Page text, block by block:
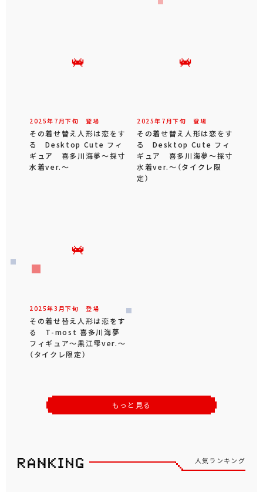
2025年 7 月下旬 登場
その着せ替え人形は恋をす
る Desktop Cute フィ
ギュア 喜多川海夢～採寸
水着ver.～
2025年 7 月下旬 登場
その着せ替え人形は恋をす
る Desktop Cute フィ
ギュア 喜多川海夢～採寸
水着ver.～（タイクレ限
定）
2025年3 月下旬 登場
その着せ替え人形は恋をす
る T-most 喜多川海夢
フィギュア～黒江雫ver.～
（タイクレ限定）
もっと見る
人気ランキング